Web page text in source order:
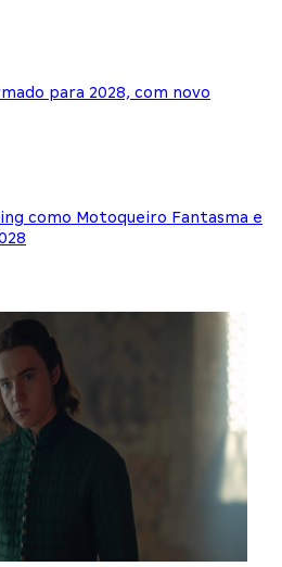
para 2028, com novo
como Motoqueiro Fantasma e